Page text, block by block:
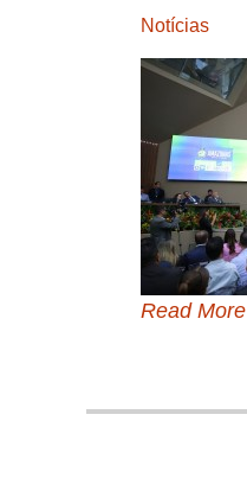
Notícias
Read More